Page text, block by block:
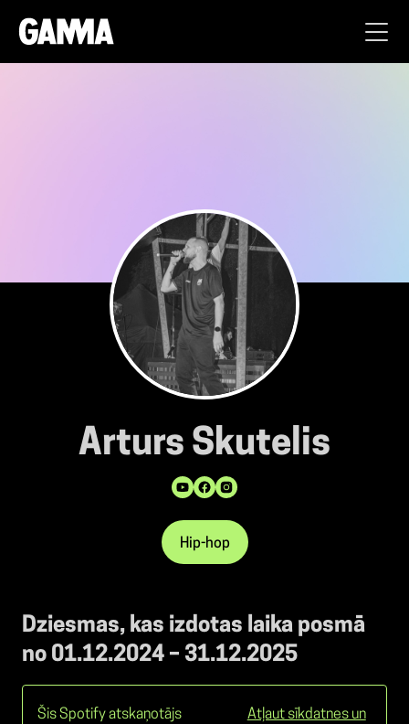
Arturs Skutelis
Hip-hop
Dziesmas, kas izdotas laika posmā
no 01.12.2024 – 31.12.2025
Šis Spotify atskaņotājs
Atļaut sīkdatnes un